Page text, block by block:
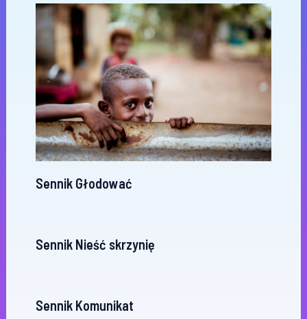
Sennik Głodować
Sennik Nieść skrzynię
Sennik Komunikat